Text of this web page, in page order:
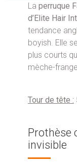
La perruque
d’Elite Hair
tendance
boyish. Elle
plus courts
mèche-
Tour de tête :
Prothèse
invisible